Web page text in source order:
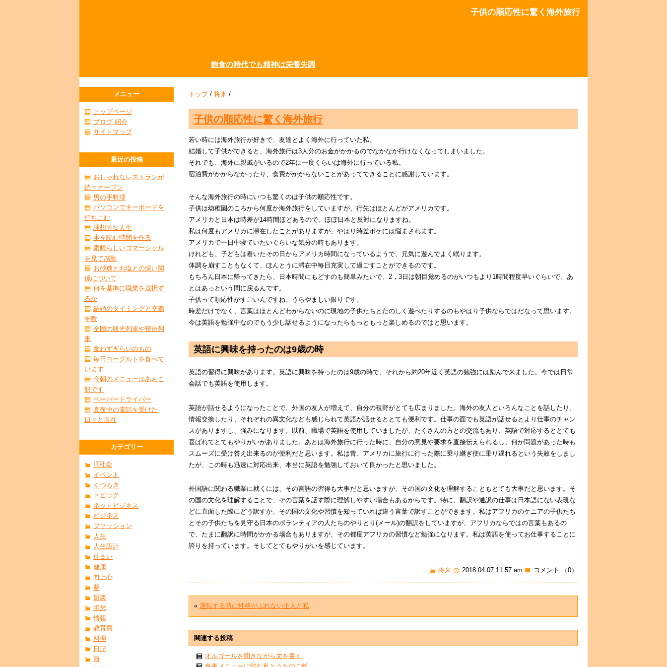
子供の順応性に驚く海外旅行
飽食の時代でも精神は栄養失調
トップ/ 将来 /
子供の順応性に驚く海外旅行
若い時には海外旅行が好きで、友達とよく海外に行っていた私。
結婚して子供ができると、海外旅行は3人分のお金がかかるのでなかなか行けなくなってしまいました。
それでも、海外に親戚がいるので2年に一度くらいは海外に行っている私。
宿泊費がかからなかったり、食費がかからないことがあってできることに感謝しています。
そんな海外旅行の時にいつも驚くのは子供の順応性です。
子供は幼稚園のころから何度か海外旅行をしていますが、行先はほとんどがアメリカです。
アメリカと日本は時差が14時間ほどあるので、ほぼ日本と反対になりますね。
私は何度もアメリカに滞在したことがありますが、やはり時差ボケには悩まされます。
アメリカで一日中寝ていたいぐらいな気分の時もあります。
けれども、子どもは着いたその日からアメリカ時間になっているようで、元気に遊んでよく眠ります。
体調を崩すこともなくて、ほんとうに滞在中毎日充実して過ごすことができるのです。
もちろん日本に帰ってきたら、日本時間にもどすのも簡単みたいで、2，3日は朝目覚めるのがいつもより1時間程度早いぐらいで、あ
とはあっという間に戻るんです。
子供って順応性がすごいんですね。うらやましい限りです。
時差だけでなく、言葉はほとんどわからないのに現地の子供たちとたのしく遊べたりするのもやはり子供ならではだなって思います。
今は英語を勉強中なのでもう少し話せるようになったらもっともっと楽しめるのではと思います。
英語に興味を持ったのは9歳の時
英語の習得に興味があります。英語に興味を持ったのは9歳の時で、それから約20年近く英語の勉強には励んで来ました。今では日常
会話でも英語を使用します。
英語が話せるようになったことで、外国の友人が増えて、自分の視野がとても広まりました。海外の友人といろんなことを話したり、
情報交換したり、それぞれの異文化なども感じられて英語が話せるととても便利です。仕事の面でも英語が話せるとより仕事のチャン
スがありますし、強みになります。以前、職場で英語を使用していましたが、たくさんの方との交流もあり、英語で対応するととても
喜ばれてとてもやりがいがありました。あとは海外旅行に行った時に、自分の意見や要求を直接伝えられるし、何か問題があった時も
スムーズに受け答え出来るのが便利だと思います。私は昔、アメリカに旅行に行った際に乗り継ぎ便に乗り遅れるという失敗をしまし
たが、この時も迅速に対応出来、本当に英語を勉強しておいて良かったと思いました。
外国語に関わる職業に就くには、その言語の習得も大事だと思いますが、その国の文化を理解することもとても大事だと思います。そ
の国の文化を理解することで、その言葉を話す際に理解しやすい場合もあるからです。特に、翻訳や通訳の仕事は日本語にない表現な
どに直面した際にどう訳すか、その国の文化や習慣を知っていれば違う言葉で訳すことができます。私はアフリカのケニアの子供たち
とその子供たちを見守る日本のボランティアの人たちのやりとり(メール)の翻訳をしていますが、アフリカならではの言葉もあるの
で、たまに翻訳に時間がかかる場合もありますが、その都度アフリカの習慣など勉強になります。私は英語を使ってお仕事することに
誇りを持っています。そしてとてもやりがいを感じています。
将来 2018.04.07 11:57 am コメント （0）
« 運転する時に性格がぶれない主人と私
関連する投稿
オルゴールを聞きながら文を書く
メニュー
トップページ
ブログ 紹介
サイトマップ
最近の投稿
おしゃれなレストランが
続々オープン
男の手料理
パソコンでキーボードを
打ちこむ
理想的な人生
本を読む時間を作る
素晴らしいコマーシャル
を見て感動
お砂糖とお塩との深い関
係について
何を基準に職業を選択す
るか
結婚のタイミングと交際
年数
全国の観光列車や寝台列
車
食わずぎらいのもの
毎日ヨーグルトを食べて
います
今朝のメニューはあんこ
餅です
ペーパードライバー
真夜中の電話を受けた
日々と現在
カテゴリー
IT社会
イベント
くつろぎ
トピック
ネットビジネス
ビジネス
ファッション
人生
人生設計
住まい
健康
向上心
夢
娯楽
将来
情報
教育費
料理
日記
海